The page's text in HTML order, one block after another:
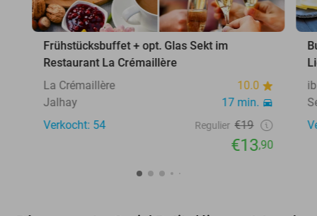
Frühstücksbuffet + opt. Glas Sekt im
Restaurant La Crémaillère
La Crémaillère
10.0
Jalhay
17 min.
Verkocht: 54
Regulier €19
€13,90